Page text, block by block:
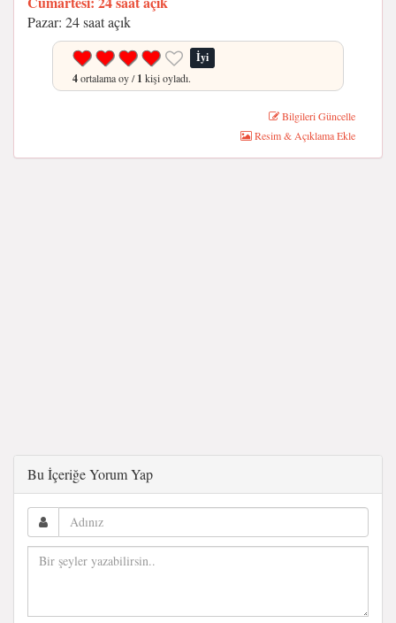
Pazar: 24 saat açık
İyi
4ortalama oy /1 kişi oyladı.
Bilgileri Güncelle
Resim & Açıklama Ekle
Bu İçeriğe Yorum Yap